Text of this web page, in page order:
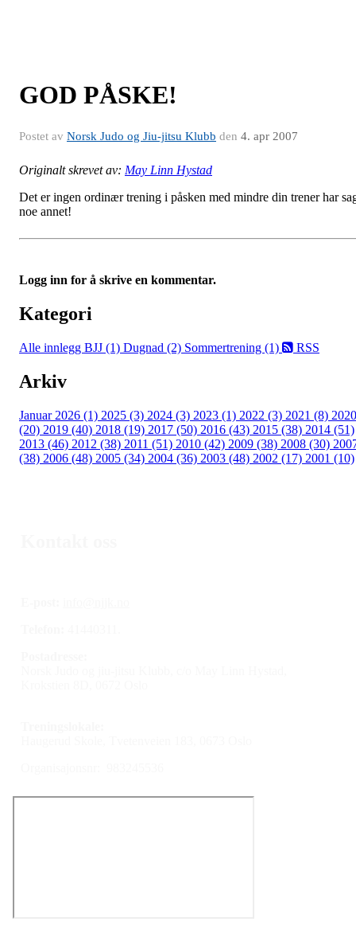
GOD PÅSKE!
Postet av Norsk Judo og Jiu-jitsu Klubb den 4. apr 2007
Originalt skrevet av: May Linn Hystad
Det er ingen ordinær trening i påsken med mindre din trener har
noe annet!
Logg inn for å skrive en kommentar.
Kategori
Alle innlegg BJJ (1) Dugnad (2) Sommertrening (1) RSS
Arkiv
Januar 2026 (1) 2025 (3) 2024 (3) 2023 (1) 2022 (3) 2021 (8) 2020
(20) 2019 (40) 2018 (19) 2017 (50) 2016 (43) 2015 (38) 2014 (51)
2013 (46) 2012 (38) 2011 (51) 2010 (42) 2009 (38) 2008 (30)
(38) 2006 (48) 2005 (34) 2004 (36) 2003 (48) 2002 (17) 2001 (10)